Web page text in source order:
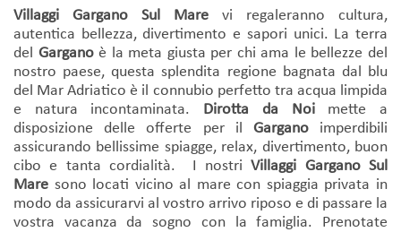
Villaggi Gargano Sul Mare vi regaleranno cultura,
autentica bellezza, divertimento e sapori unici. La terra
del Garganoè la meta giusta per chi ama le bellezze del
nostro paese, questa splendita regione bagnata dal blu
del Mar Adriatico è il connubio perfetto tra acqua limpida
e natura incontaminata. Dirotta da Noimette a
disposizione delle offerte per il Garganoimperdibili
assicurando bellissime spiagge, relax, divertimento, buon
cibo e tanta cordialità. I nostri Villaggi Gargano Sul
Mare sono locati vicino al mare con spiaggia privata in
modo da assicurarvi al vostro arrivo riposo e di passare la
vostra vacanza da sogno con la famiglia. Prenotate